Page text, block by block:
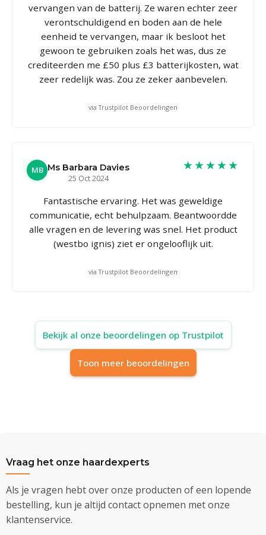
vervangen van de batterij. Ze waren echter zeer
verontschuldigend en boden aan de hele
eenheid te vervangen, maar ik besloot het
gewoon te gebruiken zoals het was, dus ze
crediteerden me £50 plus £3 batterijkosten, wat
zeer redelijk was. Zou ze zeker aanbevelen.
via Trustpilot Beoordelingen
MB Ms Barbara Davies
25 Oct 2024
★★★★★
Fantastische ervaring. Het was geweldige
communicatie, echt behulpzaam. Beantwoordde
alle vragen en de levering was snel. Het product
(westbo ignis) ziet er ongelooflijk uit.
via Trustpilot Beoordelingen
Bekijk al onze beoordelingen op Trustpilot
Toon meer beoordelingen
Vraag het onze haardexperts
Als je vragen hebt over onze producten of een lopende
bestelling, kun je altijd contact opnemen met onze
klantenservice.